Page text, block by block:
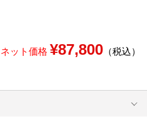
ネット価格 ¥87,800（税込）